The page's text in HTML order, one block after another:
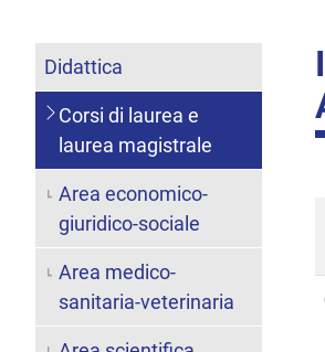
Didattica
Corsi di laurea e
laurea magistrale
Area economico-
giuridico-sociale
Area medico-
sanitaria-veterinaria